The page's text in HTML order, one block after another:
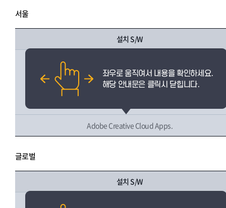
서울
설치 S/W
IBM SPSS Statistics
Adobe Creative Cloud Apps.
글로벌
설치 S/W